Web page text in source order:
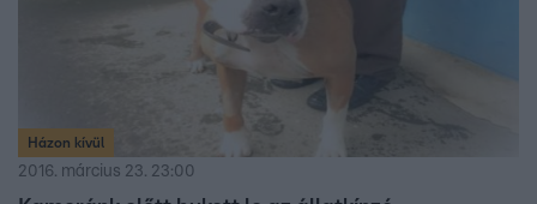
Házon kívül
2016. március 23. 23:00